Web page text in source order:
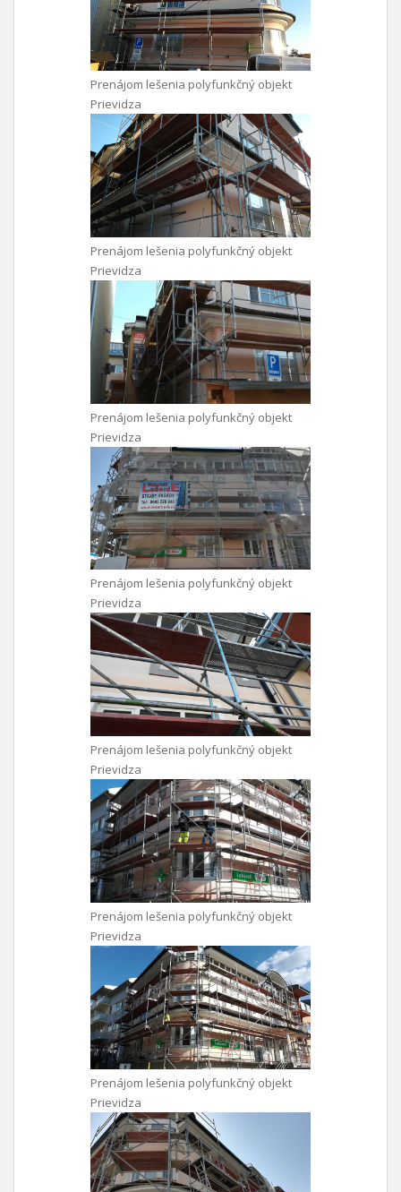
Prenájom lešenia polyfunkčný objekt
Prievidza
Prenájom lešenia polyfunkčný objekt
Prievidza
Prenájom lešenia polyfunkčný objekt
Prievidza
Prenájom lešenia polyfunkčný objekt
Prievidza
Prenájom lešenia polyfunkčný objekt
Prievidza
Prenájom lešenia polyfunkčný objekt
Prievidza
Prenájom lešenia polyfunkčný objekt
Prievidza